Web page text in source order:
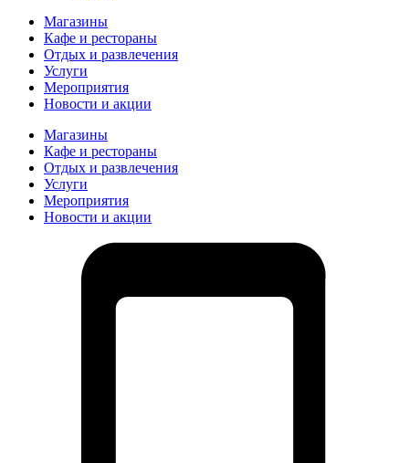
Магазины
Кафе и рестораны
Отдых и развлечения
Услуги
Мероприятия
Новости и акции
Магазины
Кафе и рестораны
Отдых и развлечения
Услуги
Мероприятия
Новости и акции